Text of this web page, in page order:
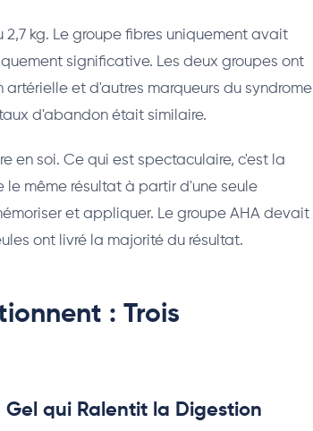
kg. Le groupe fibres uniquement avait
significative. Les deux groupes ont
et d'autres marqueurs du syndrome
d'abandon était similaire.
en soi. Ce qui est spectaculaire, c'est la
le même résultat à partir d'une seule
et appliquer. Le groupe AHA devait
ont livré la majorité du résultat.
: Trois
Gel qui Ralentit la Digestion